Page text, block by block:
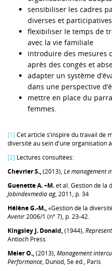
sensibiliser les cadres
diverses et participatives
flexibiliser le temps de
avec la vie familiale
introduire des mesures
après des congés et
adapter un système
dans une perspective
mettre en place du
femmes.
[1] Cet article s’inspire du travail de
diversité au sein d'une organisation
[2] Lectures consultées:
Chevrier S.,(2013), Le management
Guenette A. –M.et al. Gestion de la
Jobindexmedia ag, 2011, p. 34
Hélène G.-M.,«Gestion de la
Avenir2006/1 (n° 7), p. 23-42.
Kingsley J. Donald,(1944),
Antioch Press
Meier O.,(2013), Management
Performance, Dunod, 5e éd., Paris